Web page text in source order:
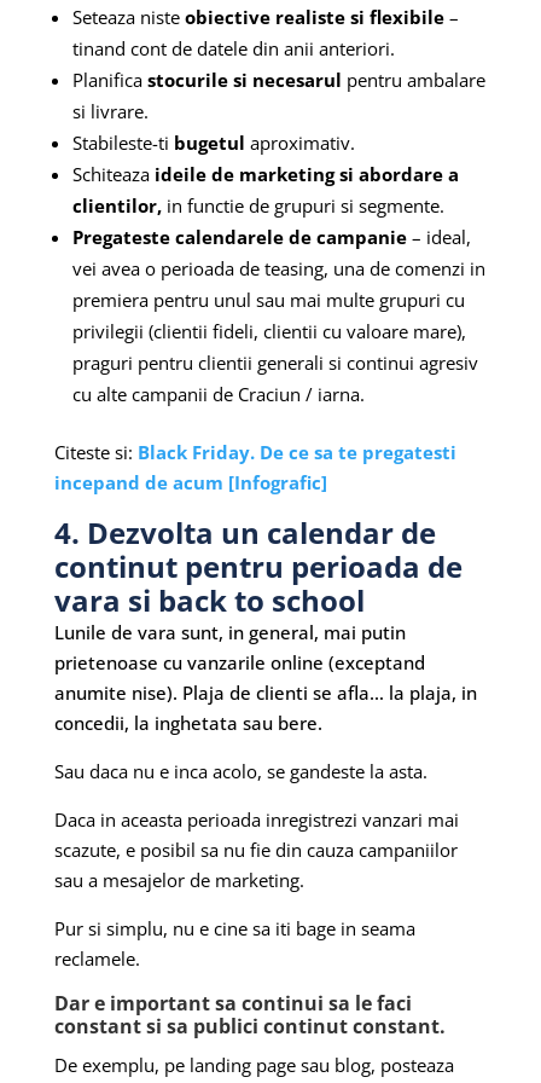
Seteaza niste obiective realiste si flexibile–
tinand cont de datele din anii anteriori.
Planifica stocurile si necesarul pentru ambalare
si livrare.
Stabileste-ti bugetul aproximativ.
Schiteaza ideile de marketing si abordare a
clientilor, in functie de grupuri si segmente.
Pregateste calendarele de campanie– ideal,
vei avea o perioada de teasing, una de comenzi in
premiera pentru unul sau mai multe grupuri cu
privilegii (clientii fideli, clientii cu valoare mare),
praguri pentru clientii generali si continui agresiv
cu alte campanii de Craciun / iarna.
Citeste si: Black Friday. De ce sa te pregatesti
incepand de acum [Infografic]
4. Dezvolta un calendar de
continut pentru perioada de
vara si back to school
Lunile de vara sunt, in general, mai putin
prietenoase cu vanzarile online (exceptand
anumite nise). Plaja de clienti se afla… la plaja, in
concedii, la inghetata sau bere.
Sau daca nu e inca acolo, se gandeste la asta.
Daca in aceasta perioada inregistrezi vanzari mai
scazute, e posibil sa nu fie din cauza campaniilor
sau a mesajelor de marketing.
Pur si simplu, nu e cine sa iti bage in seama
reclamele.
Dar e important sa continui sa le faci
constant si sa publici continut constant.
De exemplu, pe landing page sau blog, posteaza